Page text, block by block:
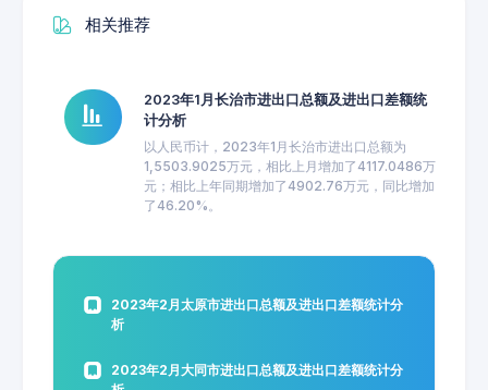
相关推荐
2023年1月长治市进出口总额及进出口差额统
计分析
以人民币计，2023年1月长治市进出口总额为
1,5503.9025万元，相比上月增加了4117.0486万
元；相比上年同期增加了4902.76万元，同比增加
了46.20%。
2023年2月太原市进出口总额及进出口差额统计分
析
2023年2月大同市进出口总额及进出口差额统计分